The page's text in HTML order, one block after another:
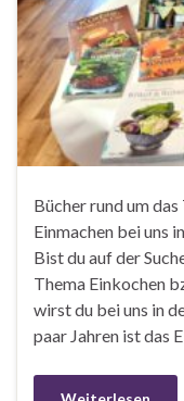
Bücher rund um
Einmachen bei uns
Bist du auf der
Thema Einkochen
wirst du bei uns in
paar Jahren ist das